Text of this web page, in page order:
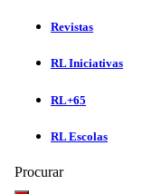
Revistas
RL Iniciativas
RL+65
RL Escolas
Procurar